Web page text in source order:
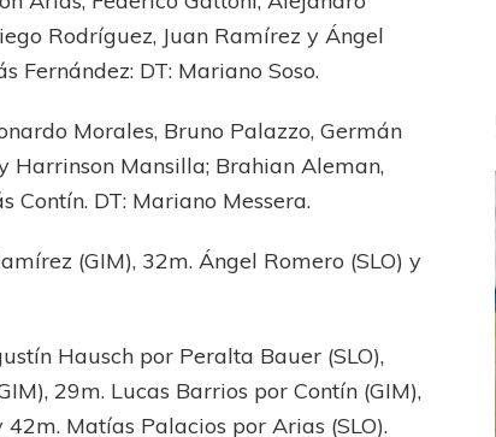
Rodríguez, Juan Ramírez y Ángel
Fernández: DT: Mariano Soso.
Morales, Bruno Palazzo, Germán
Mansilla; Brahian Aleman,
Contín. DT: Mariano Messera.
(GIM), 32m. Ángel Romero (SLO) y
Hausch por Peralta Bauer (SLO),
29m. Lucas Barrios por Contín (GIM),
Matías Palacios por Arias (SLO).